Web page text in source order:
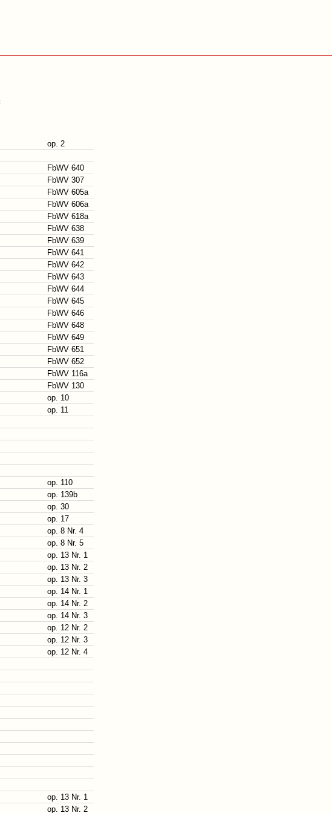
op. 2
FbWV 640
FbWV 307
FbWV 605a
FbWV 606a
FbWV 618a
FbWV 638
FbWV 639
FbWV 641
FbWV 642
FbWV 643
FbWV 644
FbWV 645
FbWV 646
FbWV 648
FbWV 649
FbWV 651
FbWV 652
FbWV 116a
FbWV 130
op. 10
op. 11
op. 110
op. 139b
op. 30
op. 17
op. 8 Nr. 4
op. 8 Nr. 5
op. 13 Nr. 1
op. 13 Nr. 2
op. 13 Nr. 3
op. 14 Nr. 1
op. 14 Nr. 2
op. 14 Nr. 3
op. 12 Nr. 2
op. 12 Nr. 3
op. 12 Nr. 4
op. 13 Nr. 1
op. 13 Nr. 2